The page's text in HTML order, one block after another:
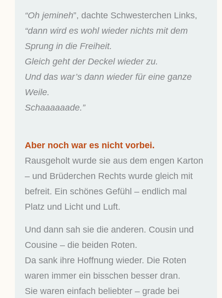
“Oh jemineh”, dachte Schwesterchen Links,
“dann wird es wohl wieder nichts mit dem
Sprung in die Freiheit.
Gleich geht der Deckel wieder zu.
Und das war’s dann wieder für eine ganze
Weile.
Schaaaaaade.”
Aber noch war es nicht vorbei.
Rausgeholt wurde sie aus dem engen Karton
– und Brüderchen Rechts wurde gleich mit
befreit. Ein schönes Gefühl – endlich mal
Platz und Licht und Luft.
Und dann sah sie die anderen. Cousin und
Cousine – die beiden Roten.
Da sank ihre Hoffnung wieder. Die Roten
waren immer ein bisschen besser dran.
Sie waren einfach beliebter – grade bei